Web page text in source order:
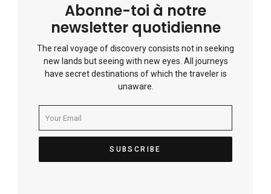
Abonne-toi à notre
newsletter quotidienne
The real voyage of discovery consists not in seeking
new lands but seeing with new eyes. All journeys
have secret destinations of which the traveler is
unaware.